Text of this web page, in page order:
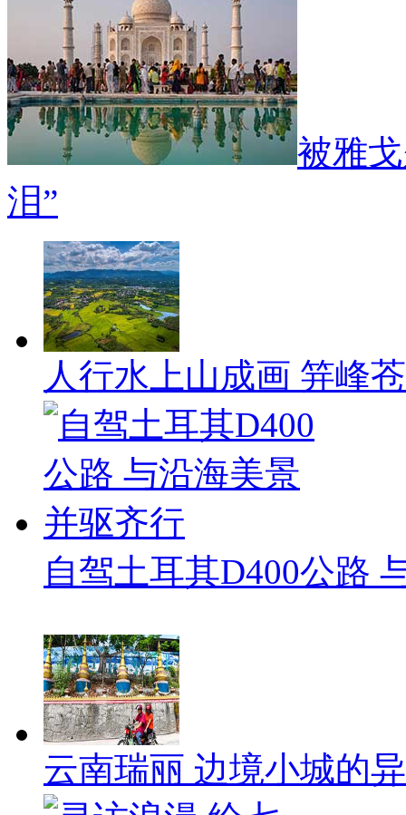
被雅
泪”
人行水上山成画 笄峰
自驾土耳其D400公路
云南瑞丽 边境小城的